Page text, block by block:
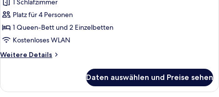
Familienzimmer
anzeigen
1 Schlafzimmer
Platz für 4 Personen
1 Queen-Bett und 2 Einzelbetten
Kostenloses WLAN
Weitere Details
Weitere
Daten auswählen und Preise sehen